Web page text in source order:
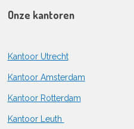
Onze kantoren
Kantoor Utrecht
Kantoor Amsterdam
Kantoor Rotterdam
Kantoor Leuth